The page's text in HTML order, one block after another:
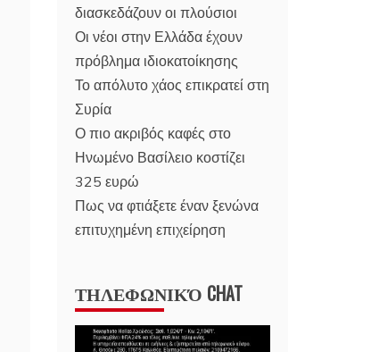
διασκεδάζουν οι πλούσιοι
Οι νέοι στην Ελλάδα έχουν
πρόβλημα ιδιοκατοίκησης
Το απόλυτο χάος επικρατεί στη
Συρία
Ο πιο ακριβός καφές στο
Ηνωμένο Βασίλειο κοστίζει
325 ευρώ
Πως να φτιάξετε έναν ξενώνα
επιτυχημένη επιχείρηση
ΤΗΛΕΦΩΝΙΚΌ CHAT